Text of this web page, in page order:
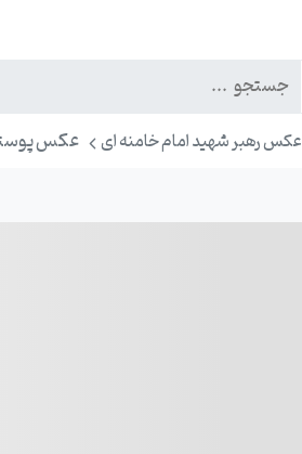
عکس رهبر شهید امام خامنه ای عکس